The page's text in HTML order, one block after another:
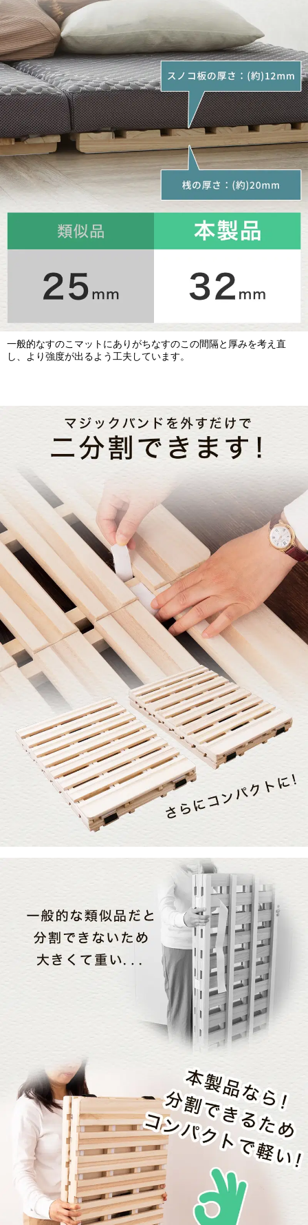
一般的なすのこマットにありがちなすのこの間隔と厚みを考え直
し、より強度が出るよう工夫しています。